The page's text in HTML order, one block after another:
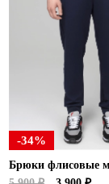
Тульская область (1)
Тюменская область (3)
Хакасия (1)
Ханты-Мансийский
Челябинская область (2)
Ямало-Ненецкий
Ярославская область
-34%
Брюки флисовые